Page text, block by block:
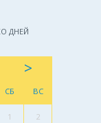
ДНЕЙ
>
СБ ВС
1 2